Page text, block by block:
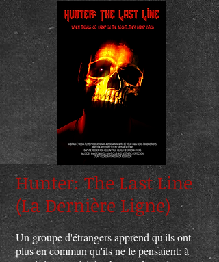
Hunter: The Last Line
(La Dernière Ligne)
Un groupe d'étrangers apprend qu'ils ont
plus en commun qu'ils ne le pensaient: à